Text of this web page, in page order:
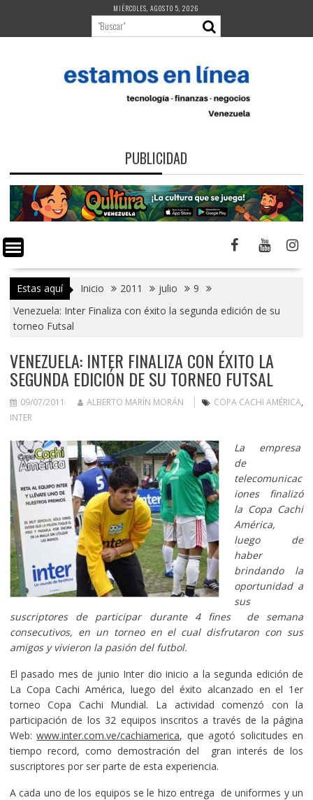
contenido
MIÉRCOLES, AGOSTO 5, 2026
PUBLICIDAD
Estas aquí Inicio 2011 julio
9
Venezuela: Inter Finaliza con éxito la segunda edición de su
torneo Futsal
VENEZUELA: INTER FINALIZA CON ÉXITO LA
SEGUNDA EDICIÓN DE SU TORNEO FUTSAL
09/07/2011 ALBERTO MARÍN MORÁN COPA CACHI AMÉRICA,
INTER
La empresa
de
telecomunicac
iones finalizó
la Copa Cachi
América,
luego de
haber
brindando la
oportunidad a
sus
suscriptores de participar durante 4 fines de semana
consecutivos, en un torneo en el cual disfrutaron con sus
amigos y vivieron la pasión del futbol.
El pasado mes de junio Inter dio inicio a la segunda edición de
La Copa Cachi América, luego del éxito alcanzado en el 1er
torneo Copa Cachi Mundial. La actividad comenzó con la
participación de los 32 equipos inscritos a través de la página
Web:www.inter.com.ve/cachiamerica, que agotó solicitudes en
tiempo record, como demostración del gran interés de los
suscriptores por ser parte de esta experiencia.
A cada uno de los equipos se le hizo entrega de uniformes y un